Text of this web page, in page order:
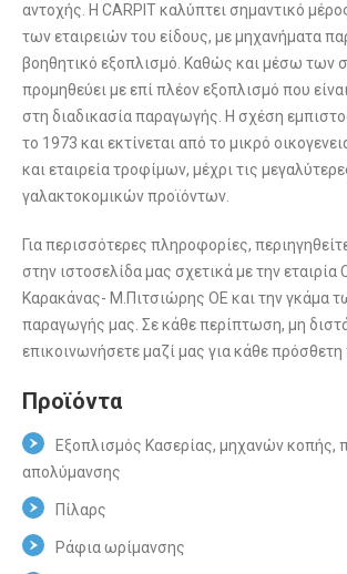
αντοχής. Η CARPIT καλύπτει σημαντικό
των εταιρειών του είδους, με μηχανήματα
βοηθητικό εξοπλισμό. Καθώς και μέσω των
προμηθεύει με επί πλέον εξοπλισμό που
στη διαδικασία παραγωγής. Η σχέση
το 1973 και εκτίνεται από το μικρό
και εταιρεία τροφίμων, μέχρι τις
γαλακτοκομικών προϊόντων.
Για περισσότερες πληροφορίες,
στην ιστοσελίδα μας σχετικά με την εταιρία
Καρακάνας- Μ.Πιτσιώρης ΟΕ και την γκάμα
παραγωγής μας. Σε κάθε περίπτωση, μη
επικοινωνήσετε μαζί μας για κάθε
Προϊόντα
Εξοπλισμός Κασερίας, μηχανών κοπής,
απολύμανσης
Πίλαρς
Ράφια ωρίμανσης